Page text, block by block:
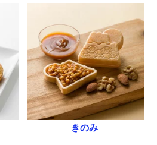
きのみ